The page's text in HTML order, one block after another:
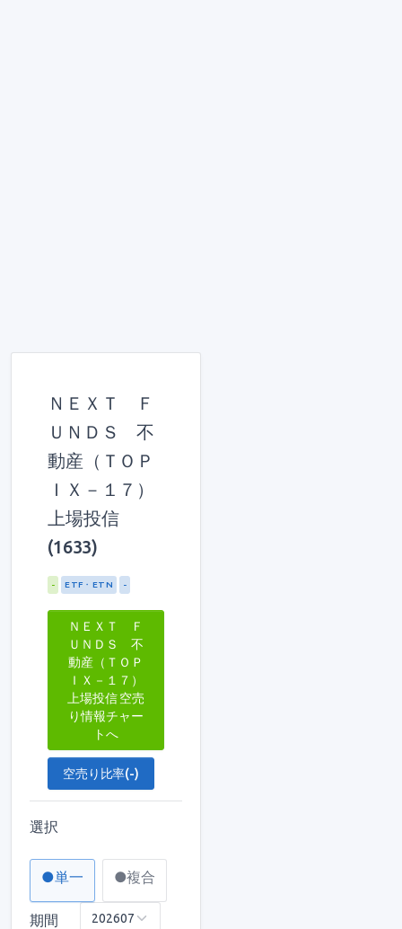
ＮＥＸＴ Ｆ
ＵＮＤＳ 不
動産（ＴＯＰ
ＩＸ－１７）
上場投信
(1633)
- ETF・ETN -
ＮＥＸＴ Ｆ
ＵＮＤＳ 不
動産（ＴＯＰ
ＩＸ－１７）
上場投信 空売
り情報チャー
トへ
空売り比率(-)
選択
●単一 ●複合
期間